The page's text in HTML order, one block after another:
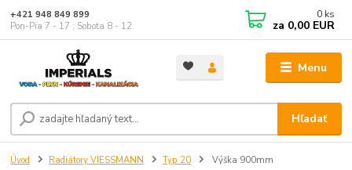
Menu
Hľadať
+421 948 849 899
Pon-Pia 7 - 17 ; Sobota 8 - 12
0 ks
za 0,00 EUR
Úvod Radiátory VIESSMANN Typ 20 Výška 900mm